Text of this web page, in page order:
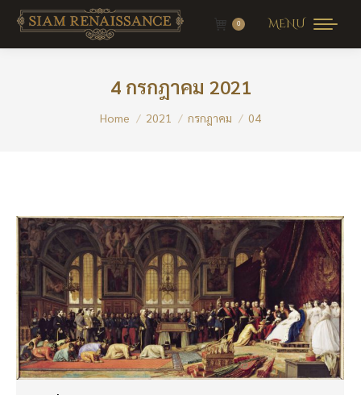
MENU
0
4 กรกฎาคม 2021
Home 2021 กรกฎาคม 04